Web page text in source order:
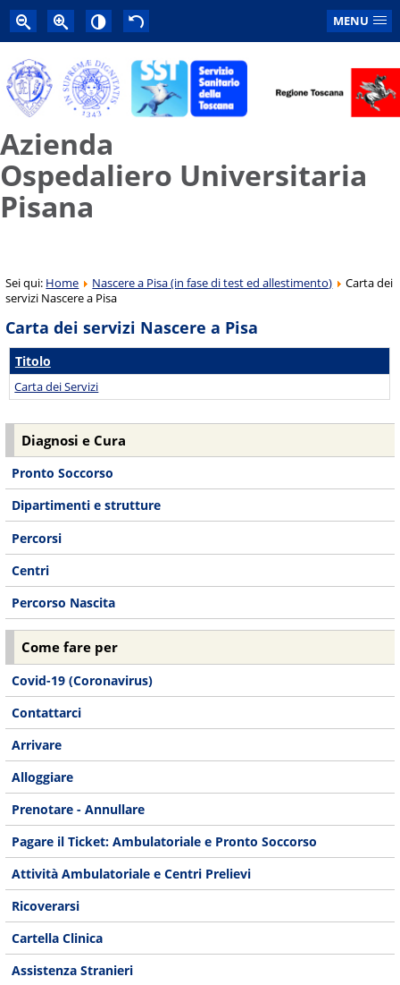
MENU
Azienda
Ospedaliero Universitaria
Pisana
Sei qui: Home Nascere a Pisa (in fase di test ed allestimento)
Carta dei
servizi Nascere a Pisa
Carta dei servizi Nascere a Pisa
Titolo
Carta dei Servizi
Diagnosi e Cura
Pronto Soccorso
Dipartimenti e strutture
Percorsi
Centri
Percorso Nascita
Come fare per
Covid-19 (Coronavirus)
Contattarci
Arrivare
Alloggiare
Prenotare - Annullare
Pagare il Ticket: Ambulatoriale e Pronto Soccorso
Attività Ambulatoriale e Centri Prelievi
Ricoverarsi
Cartella Clinica
Assistenza Stranieri